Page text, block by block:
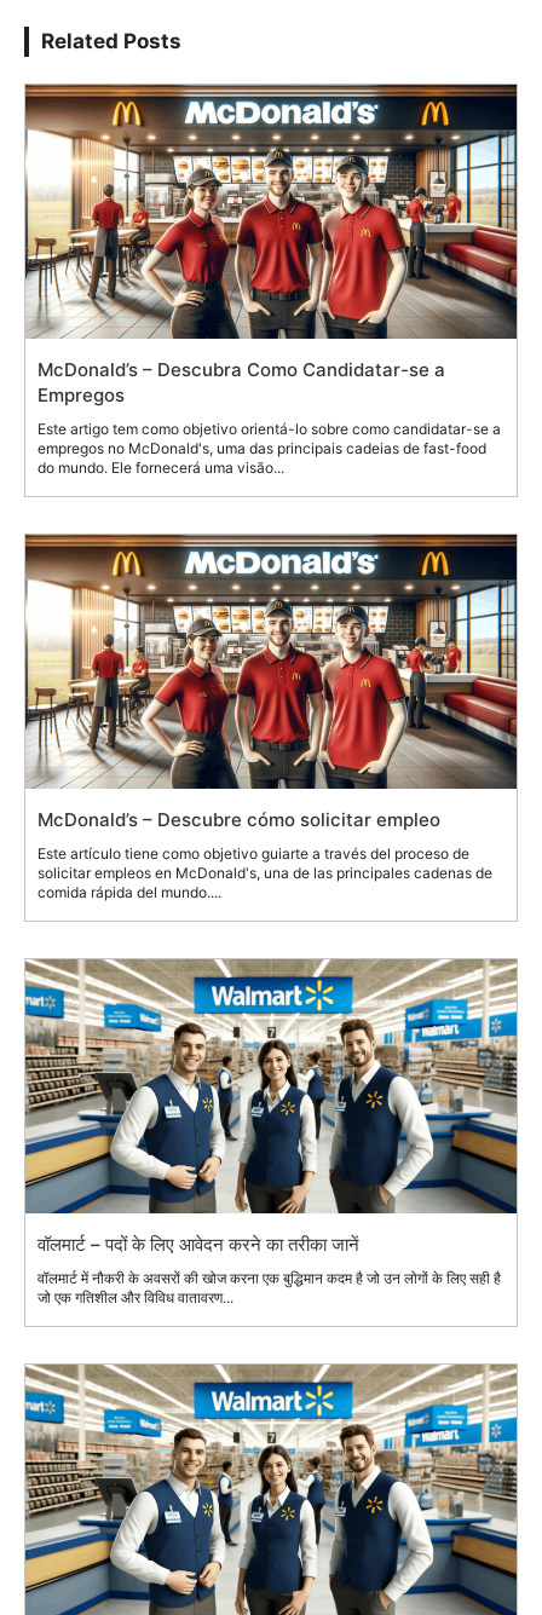
Related Posts
McDonald’s – Descubra Como Candidatar-se a
Empregos
Este artigo tem como objetivo orientá-lo sobre como candidatar-se a
empregos no McDonald's, uma das principais cadeias de fast-food
do mundo. Ele fornecerá uma visão...
McDonald’s – Descubre cómo solicitar empleo
Este artículo tiene como objetivo guiarte a través del proceso de
solicitar empleos en McDonald's, una de las principales cadenas de
comida rápida del mundo....
वॉलमार्ट – पदों के लिए आवेदन करने का तरीका जानें
वॉलमार्ट में नौकरी के अवसरों की खोज करना एक बुद्धिमान कदम है जो उन लोगों के लिए सही है
जो एक गतिशील और विविध वातावरण...